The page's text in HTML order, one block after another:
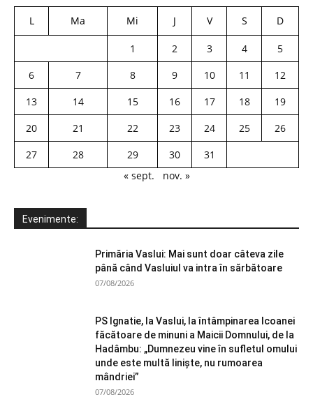
L Ma Mi J V S D
1 2 3 4
5
6
7 8 9 10 11
12
13
14 15 16 17 18
19
20
21 22 23 24 25
26
27
28 29 30
31
« sept.
nov. »
Evenimente:
Primăria Vaslui: Mai sunt doar câteva zile
până când Vasluiul va intra în sărbătoare
07/08/2026
PS Ignatie, la Vaslui, la întâmpinarea Icoanei
făcătoare de minuni a Maicii Domnului, de la
Hadâmbu: „Dumnezeu vine în sufletul omului
unde este multă liniște, nu rumoarea
mândriei”
07/08/2026